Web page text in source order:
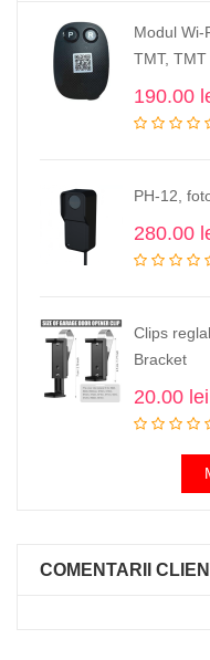
Modul Wi-
TMT, TMT
190.00
PH-12,
280.00
Clips
Bracket
20.00 lei
COMENTARII